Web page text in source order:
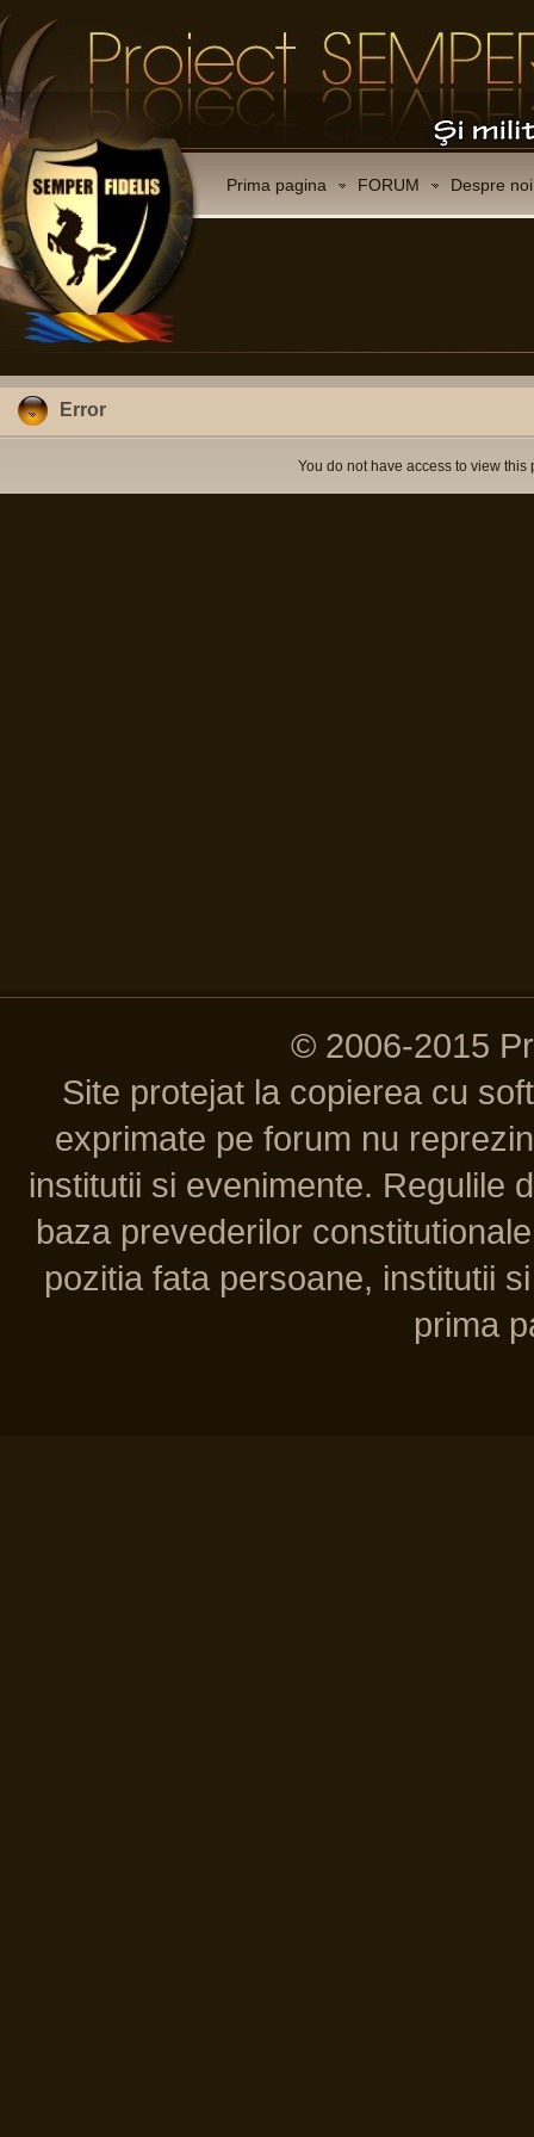
Prima pagina FORUM Despre noi
Error
You do not have access to view this
© 2006-2015
Site protejat la copierea cu
exprimate pe forum nu
institutii si evenimente. Regulile
baza prevederilor
pozitia fata persoane, institutii
prima